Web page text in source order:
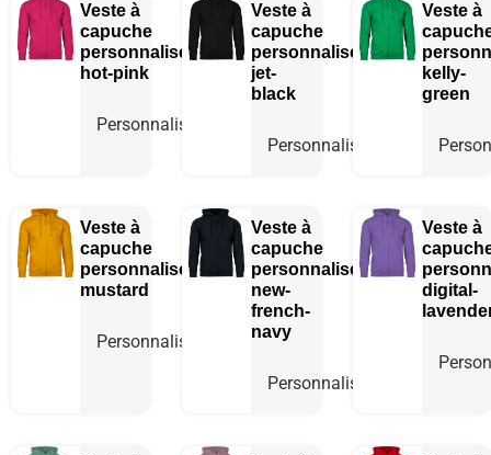
Veste à
capuche
personnalisée
hot-pink
Personnaliser
Veste à
capuche
personnalisée
jet-
black
Personnaliser
Veste à
kelly-
green
Veste à
capuche
personnalisée
mustard
Personnaliser
Veste à
capuche
personnalisée
new-
french-
navy
Personnaliser
Veste à
digital-